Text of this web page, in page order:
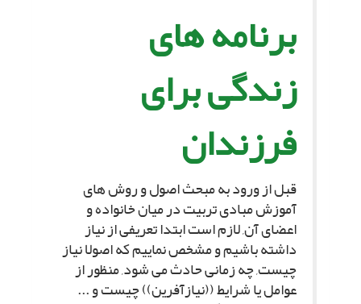
برنامه هاى
زندگى براى
فرزندان
قبل از ورود به مبحث اصول و روش هاى
آموزش مبادى تربیت در میان خانواده و
اعضاى آن, لازم است ابتدا تعریفى از نیاز
داشته باشیم و مشخص نماییم که اصولا نیاز
چیست, چه زمانى حادث مى شود, منظور از
عوامل یا شرایط ((نیازآفرین)) چیست و ...